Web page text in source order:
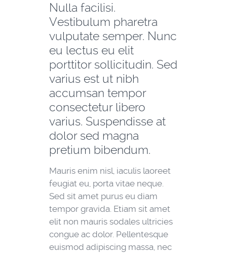
Nulla facilisi.
Vestibulum pharetra
vulputate semper. Nunc
eu lectus eu elit
porttitor sollicitudin. Sed
varius est ut nibh
accumsan tempor
consectetur libero
varius. Suspendisse at
dolor sed magna
pretium bibendum.
Mauris enim nisl, iaculis laoreet
feugiat eu, porta vitae neque.
Sed sit amet purus eu diam
tempor gravida. Etiam sit amet
elit non mauris sodales ultricies
congue ac dolor. Pellentesque
euismod adipiscing massa, nec